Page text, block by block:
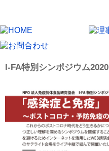
I-FA特別シンポジウム2020